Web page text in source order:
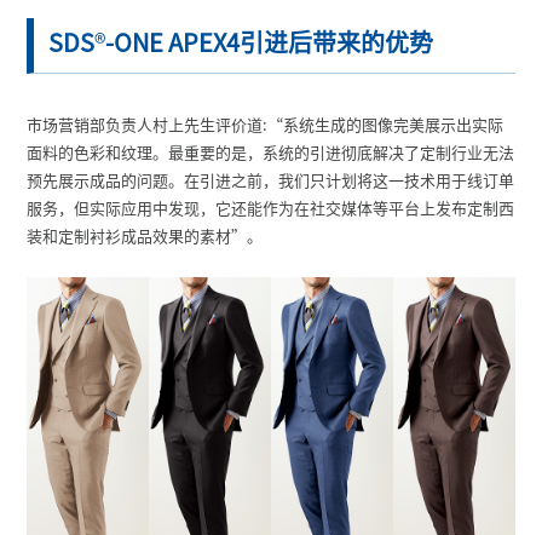
SDS®-ONE APEX4引进后带来的优势
市场营销部负责人村上先生评价道:“系统生成的图像完美展示出实际
面料的色彩和纹理。最重要的是，系统的引进彻底解决了定制行业无法
预先展示成品的问题。在引进之前，我们只计划将这一技术用于线订单
服务，但实际应用中发现，它还能作为在社交媒体等平台上发布定制西
装和定制衬衫成品效果的素材”。